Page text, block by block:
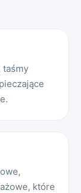
taśmy
które